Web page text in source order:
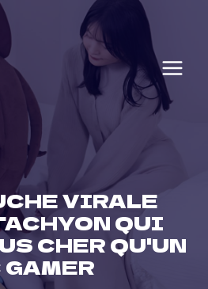
VIRALE
QUI
CHER QU'UN
GAMER